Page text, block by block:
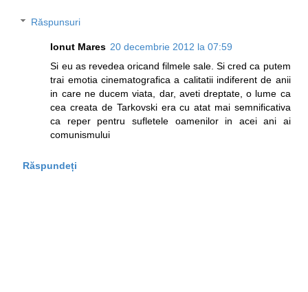
Răspunsuri
Ionut Mares 20 decembrie 2012 la 07:59
Si eu as revedea oricand filmele sale. Si cred ca putem
trai emotia cinematografica a calitatii indiferent de anii
in care ne ducem viata, dar, aveti dreptate, o lume ca
cea creata de Tarkovski era cu atat mai semnificativa
ca reper pentru sufletele oamenilor in acei ani ai
comunismului
Răspundeți